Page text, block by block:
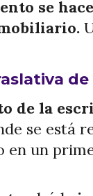
se
de la
se está
en un